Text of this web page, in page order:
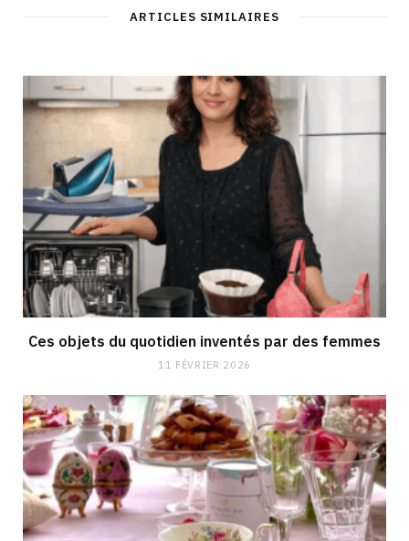
ARTICLES SIMILAIRES
Ces objets du quotidien inventés par des femmes
11 FÉVRIER 2026